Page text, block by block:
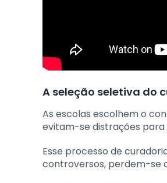
A seleção seletiva do
As escolas escolhem o
evitam-se distrações para
Esse processo de
controversos, perdem-se